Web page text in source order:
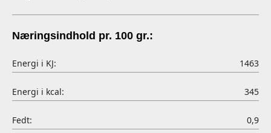
Næringsindhold pr. 100 gr.:
Energi i KJ: 1463
Energi i kcal: 345
Fedt: 0,9